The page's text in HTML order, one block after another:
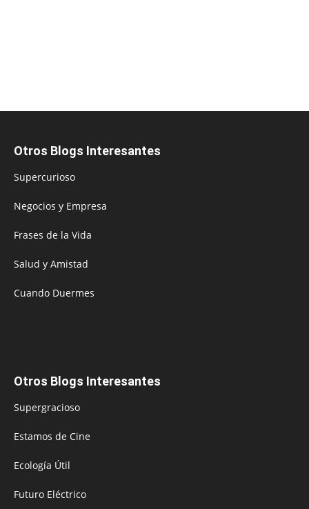
Otros Blogs Interesantes
Supercurioso
Negocios y Empresa
Frases de la Vida
Salud y Amistad
Cuando Duermes
Otros Blogs Interesantes
Supergracioso
Estamos de Cine
Ecología Útil
Futuro Eléctrico